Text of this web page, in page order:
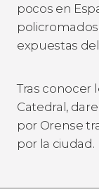
pocos en
expuestas del
Tras conocer
Catedral,
por Orense
por la ciudad.